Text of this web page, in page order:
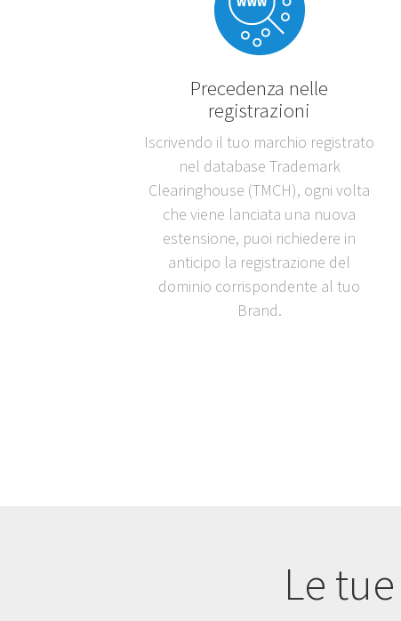
Precedenza nelle
registrazioni
Iscrivendo il tuo marchio registrato
nel database Trademark
Clearinghouse (TMCH), ogni volta
che viene lanciata una nuova
estensione, puoi richiedere in
anticipo la registrazione del
dominio corrispondente al tuo
Brand.
Le